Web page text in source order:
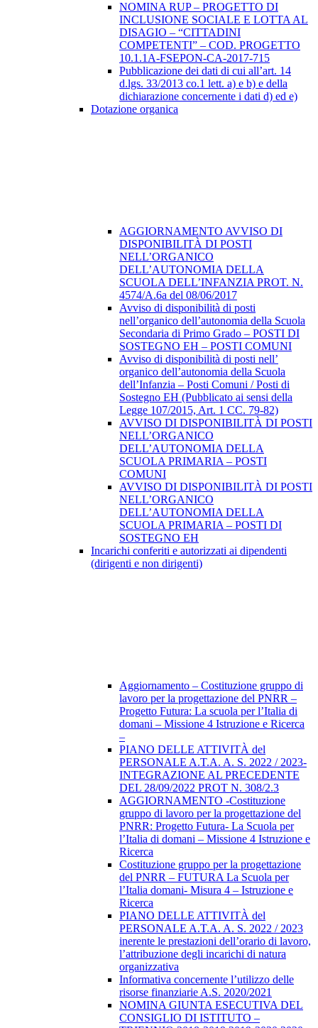
NOMINA RUP – PROGETTO DI
INCLUSIONE SOCIALE E LOTTA AL
DISAGIO – “CITTADINI
COMPETENTI” – COD. PROGETTO
10.1.1A-FSEPON-CA-2017-715
Pubblicazione dei dati di cui all’art. 14
d.lgs. 33/2013 co.1 lett. a) e b) e della
dichiarazione concernente i dati d) ed e)
Dotazione organica
AGGIORNAMENTO AVVISO DI
DISPONIBILITÀ DI POSTI
NELL’ORGANICO
DELL’AUTONOMIA DELLA
SCUOLA DELL’INFANZIA PROT. N.
4574/A.6a del 08/06/2017
Avviso di disponibilità di posti
nell’organico dell’autonomia della Scuola
Secondaria di Primo Grado – POSTI DI
SOSTEGNO EH – POSTI COMUNI
Avviso di disponibilità di posti nell’
organico dell’autonomia della Scuola
dell’Infanzia – Posti Comuni / Posti di
Sostegno EH (Pubblicato ai sensi della
Legge 107/2015, Art. 1 CC. 79-82)
AVVISO DI DISPONIBILITÀ DI POSTI
NELL’ORGANICO
DELL’AUTONOMIA DELLA
SCUOLA PRIMARIA – POSTI
COMUNI
AVVISO DI DISPONIBILITÀ DI POSTI
NELL’ORGANICO
DELL’AUTONOMIA DELLA
SCUOLA PRIMARIA – POSTI DI
SOSTEGNO EH
Incarichi conferiti e autorizzati ai dipendenti
(dirigenti e non dirigenti)
Aggiornamento – Costituzione gruppo di
lavoro per la progettazione del PNRR –
Progetto Futura: La scuola per l’Italia di
domani – Missione 4 Istruzione e Ricerca
–
PIANO DELLE ATTIVITÀ del
PERSONALE A.T.A. A. S. 2022 / 2023-
INTEGRAZIONE AL PRECEDENTE
DEL 28/09/2022 PROT N. 308/2.3
AGGIORNAMENTO -Costituzione
gruppo di lavoro per la progettazione del
PNRR: Progetto Futura- La Scuola per
l’Italia di domani – Missione 4 Istruzione e
Ricerca
Costituzione gruppo per la progettazione
del PNRR – FUTURA La Scuola per
l’Italia domani- Misura 4 – Istruzione e
Ricerca
PIANO DELLE ATTIVITÀ del
PERSONALE A.T.A. A. S. 2022 / 2023
inerente le prestazioni dell’orario di lavoro,
l’attribuzione degli incarichi di natura
organizzativa
Informativa concernente l’utilizzo delle
risorse finanziarie A.S. 2020/2021
NOMINA GIUNTA ESECUTIVA DEL
CONSIGLIO DI ISTITUTO –